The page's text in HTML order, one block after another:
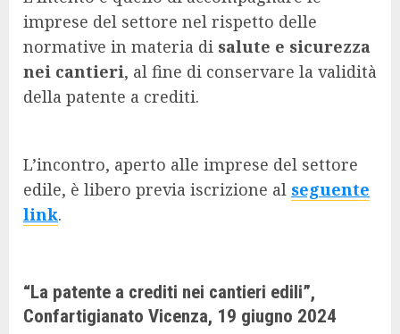
imprese del settore nel rispetto delle
normative in materia di salute e sicurezza
nei cantieri, al fine di conservare la validità
della patente a crediti.
L’incontro, aperto alle imprese del settore
edile, è libero previa iscrizione al seguente
link.
“La patente a crediti nei cantieri edili”,
Confartigianato Vicenza, 19 giugno 2024